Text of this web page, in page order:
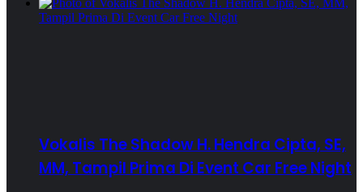
Vokalis The Shadow H. Hendra Cipta, SE,
MM, Tampil Prima Di Event Car Free Night